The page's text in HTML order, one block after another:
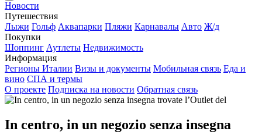
Новости
Путешествия
Лыжи Гольф Аквапарки Пляжи Карнавалы Авто Ж/д
Покупки
Шоппинг Аутлеты Недвижимость
Информация
Регионы Италии Визы и документы Мобильная связь Еда и
вино СПА и термы
О проекте Подписка на новости Обратная связь
In centro, in un negozio senza insegna